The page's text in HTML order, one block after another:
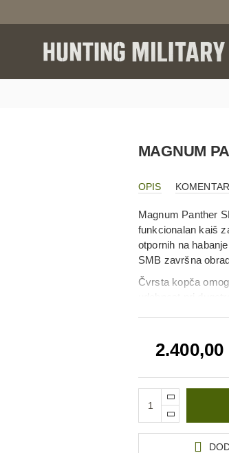
MAGNUM
OPIS
Magnum Panther
funkcionalan kaiš
otpornih na
SMB završna
Čvrsta kopča
udobnost pri
2.400,00